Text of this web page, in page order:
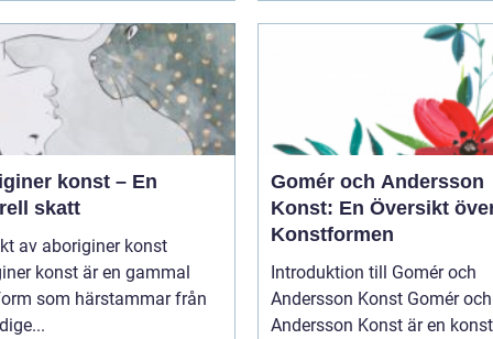
konst – En
skatt
av aboriginer konst
konst är en gammal
som härstammar från
Gomér och Andersson
Konst: En Översikt
Konstformen
Introduktion till Gomér och
Andersson Konst Gomér och
Andersson Konst är en